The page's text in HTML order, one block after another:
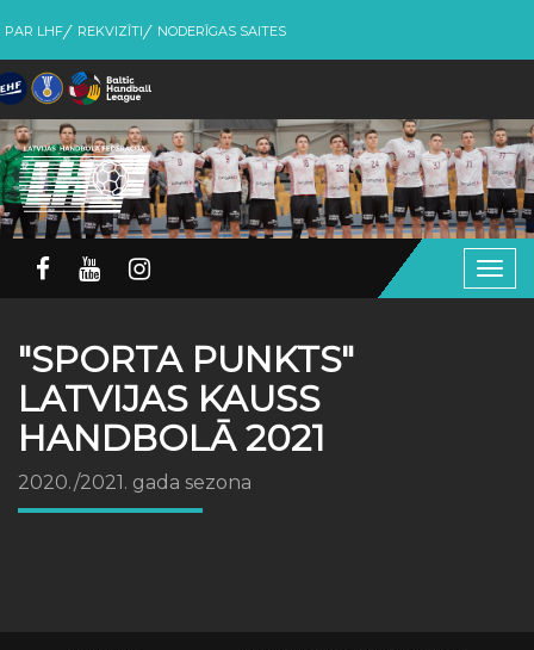
PAR LHF REKVIZĪTI NODERĪGAS SAITES
"SPORTA PUNKTS"
LATVIJAS KAUSS
HANDBOLĀ 2021
2020./2021. gada sezona